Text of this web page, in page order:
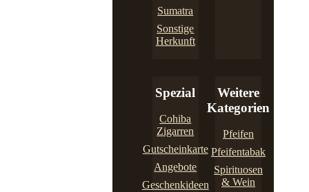
Sumatra
Sonstige
Herkunft
Spezial
Cohiba
Zigarren
Gutscheinkarte
Angebote
Geschenkideen
Weitere
Kategorien
Pfeifen
Pfeifentabak
Spirituosen
& Wein